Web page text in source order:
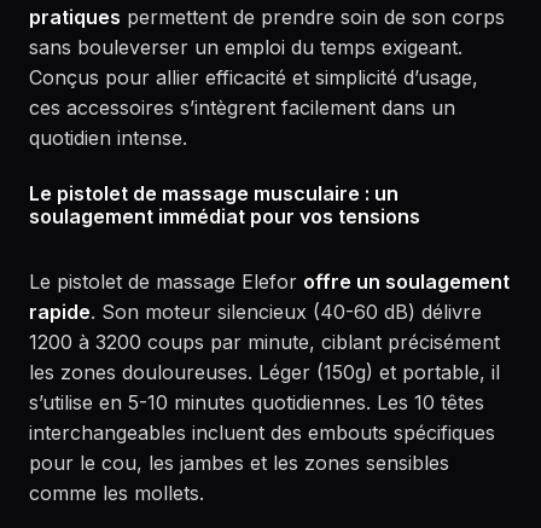
pratiques permettent de prendre soin de son corps
sans bouleverser un emploi du temps exigeant.
Conçus pour allier efficacité et simplicité d’usage,
ces accessoires s’intègrent facilement dans un
quotidien intense.
Le pistolet de massage musculaire : un
soulagement immédiat pour vos tensions
Le pistolet de massage Elefor offre un soulagement
rapide. Son moteur silencieux (40-60 dB) délivre
1200 à 3200 coups par minute, ciblant précisément
les zones douloureuses. Léger (150g) et portable, il
s’utilise en 5-10 minutes quotidiennes. Les 10 têtes
interchangeables incluent des embouts spécifiques
pour le cou, les jambes et les zones sensibles
comme les mollets.